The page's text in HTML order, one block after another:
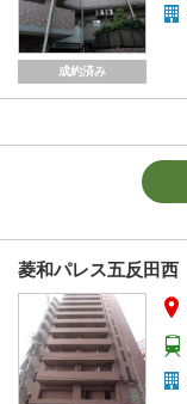
成約済み
菱和パレス五反田西